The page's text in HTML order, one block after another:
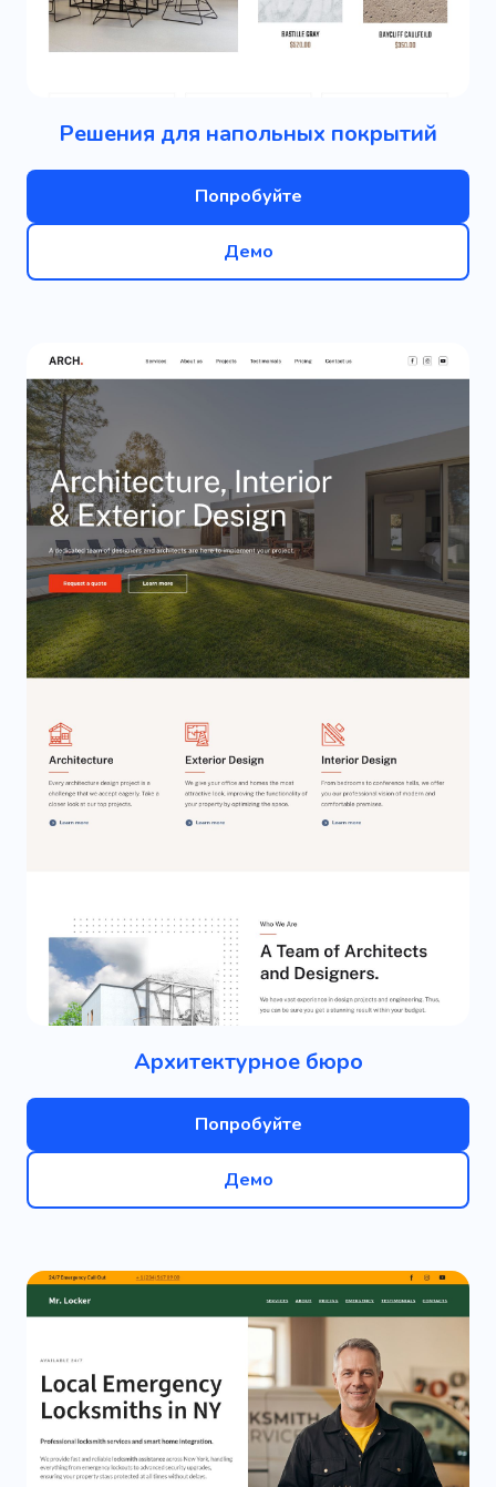
Решения для напольных покрытий
Попробуйте
Демо
Архитектурное бюро
Попробуйте
Демо